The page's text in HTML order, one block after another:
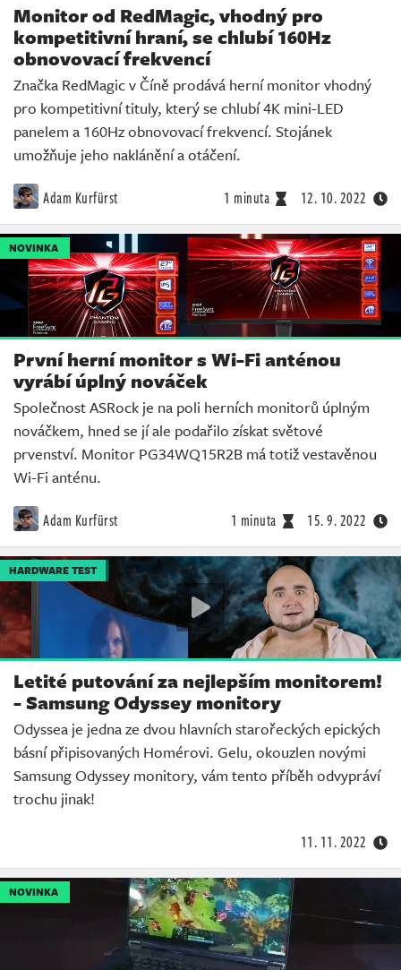
Monitor od RedMagic, vhodný pro
kompetitivní hraní, se chlubí 160Hz
obnovovací frekvencí
Značka RedMagic v Číně prodává herní monitor vhodný
pro kompetitivní tituly, který se chlubí 4K mini-LED
panelem a 160Hz obnovovací frekvencí. Stojánek
umožňuje jeho naklánění a otáčení.
Adam Kurfürst 1 minuta 12. 10. 2022
NOVINKA
První herní monitor s Wi-Fi anténou
vyrábí úplný nováček
Společnost ASRock je na poli herních monitorů úplným
nováčkem, hned se jí ale podařilo získat světové
prvenství. Monitor PG34WQ15R2B má totiž vestavěnou
Wi-Fi anténu.
Adam Kurfürst 1 minuta 15. 9. 2022
HARDWARE TEST
Letité putování za nejlepším monitorem!
- Samsung Odyssey monitory
Odyssea je jedna ze dvou hlavních starořeckých epických
básní připisovaných Homérovi. Gelu, okouzlen novými
Samsung Odyssey monitory, vám tento příběh odvypráví
trochu jinak!
11. 11. 2022
NOVINKA